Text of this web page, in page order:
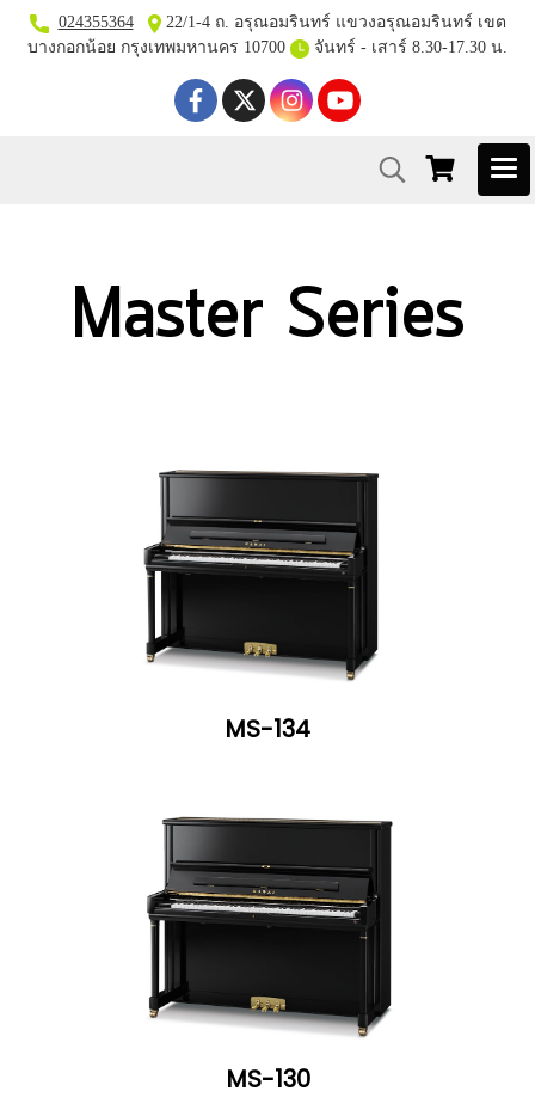
024355364
22/1-4 ถ. อรุณอมรินทร์ แขวงอรุณอมรินทร์ เขต
บางกอกน้อย กรุงเทพมหานคร 10700
จันทร์ - เสาร์ 8.30-17.30 น.
Master Series
MS-134
MS-130